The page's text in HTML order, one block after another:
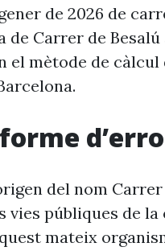
de 2026 de
Carrer de Besalú
el mètode de
del nom
vies públiques de
mateix